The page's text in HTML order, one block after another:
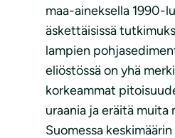
maa-aineksella 1990-
äskettäisissä
lampien
eliöstössä on yhä
korkeammat
uraania ja eräitä muita
Suomessa